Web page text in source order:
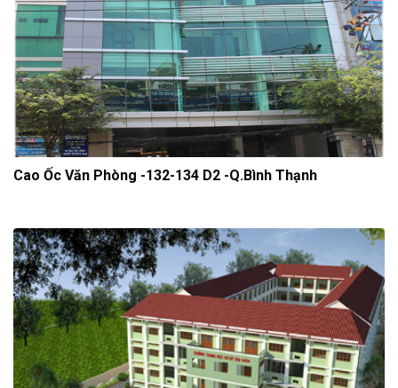
Cao Ốc Văn Phòng -132-134 D2 -Q.Bình Thạnh